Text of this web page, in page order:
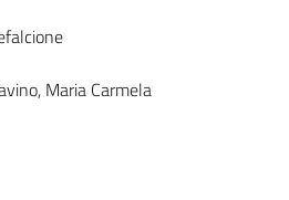
Maria Carmela